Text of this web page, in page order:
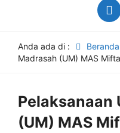
Anda ada di : Beranda
Madrasah (UM) MAS
Pelaksanaan
(UM) MAS